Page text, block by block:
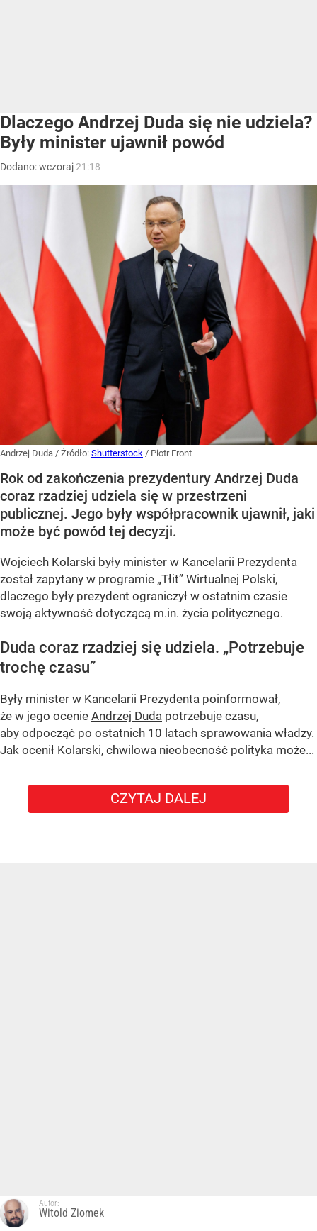
Dlaczego Andrzej Duda się nie udziela?
Były minister ujawnił powód
Dodano:wczoraj 21:18
Andrzej Duda / Źródło: Shutterstock / Piotr Front
Rok od zakończenia prezydentury Andrzej Duda
coraz rzadziej udziela się w przestrzeni
publicznej. Jego były współpracownik ujawnił, jaki
może być powód tej decyzji.
Wojciech Kolarski były minister w Kancelarii Prezydenta
został zapytany w programie „Tłit” Wirtualnej Polski,
dlaczego były prezydent ograniczył w ostatnim czasie
swoją aktywność dotyczącą m.in. życia politycznego.
Duda coraz rzadziej się udziela. „Potrzebuje
trochę czasu”
Były minister w Kancelarii Prezydenta poinformował,
że w jego ocenie Andrzej Duda potrzebuje czasu,
aby odpocząć po ostatnich 10 latach sprawowania władzy.
Jak ocenił Kolarski, chwilowa nieobecność polityka może...
CZYTAJ DALEJ
Autor:
Witold Ziomek